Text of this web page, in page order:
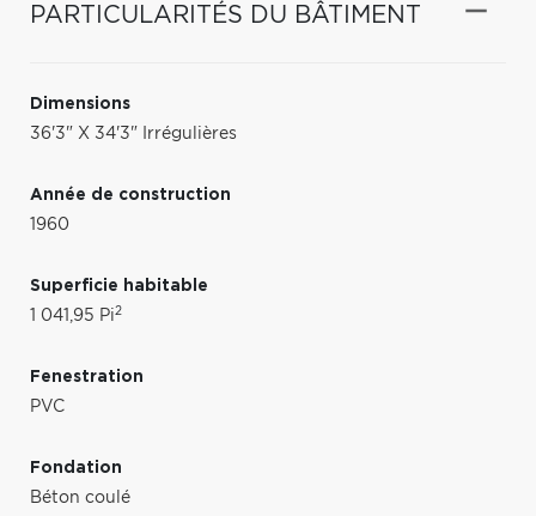
PARTICULARITÉS DU BÂTIMENT
Dimensions
36'3" X 34'3" Irrégulières
Année de construction
1960
Superficie habitable
1 041,95 Pi2
Fenestration
PVC
Fondation
Béton coulé